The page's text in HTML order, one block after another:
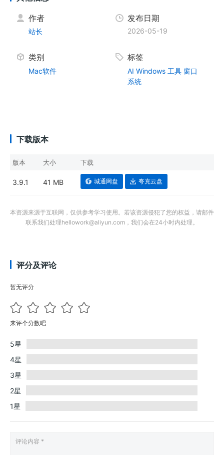
作者
站长
发布日期
2026-05-19
类别
Mac软件
标签
AI Windows 工具 窗口
系统
下载版本
版本 大小 下载
3.9.1 41 MB 城通网盘 夸克云盘
本资源来源于互联网，仅供参考学习使用。若该资源侵犯了您的权益，请邮件
联系我们处理hellowork@aliyun.com，我们会在24小时内处理。
评分及评论
暂无评分
来评个分数吧
5星
4星
3星
2星
1星